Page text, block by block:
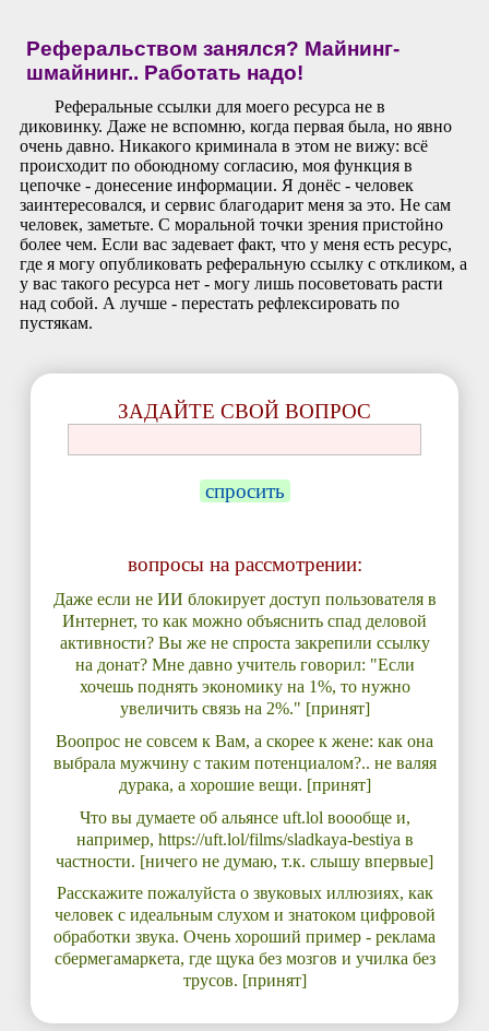
Реферальством занялся? Майнинг-
шмайнинг.. Работать надо!
Реферальные ссылки для моего ресурса не в
диковинку. Даже не вспомню, когда первая была, но явно
очень давно. Никакого криминала в этом не вижу: всё
происходит по обоюдному согласию, моя функция в
цепочке - донесение информации. Я донёс - человек
заинтересовался, и сервис благодарит меня за это. Не сам
человек, заметьте. С моральной точки зрения пристойно
более чем. Если вас задевает факт, что у меня есть ресурс,
где я могу опубликовать реферальную ссылку с откликом, а
у вас такого ресурса нет - могу лишь посоветовать расти
над собой. А лучше - перестать рефлексировать по
пустякам.
ЗАДАЙТЕ СВОЙ ВОПРОС
спросить
вопросы на рассмотрении:
Даже если не ИИ блокирует доступ пользователя в
Интернет, то как можно объяснить спад деловой
активности? Вы же не спроста закрепили ссылку
на донат? Мне давно учитель говорил: "Если
хочешь поднять экономику на 1%, то нужно
увеличить связь на 2%." [принят]
Воопрос не совсем к Вам, а скорее к жене: как она
выбрала мужчину с таким потенциалом?.. не валяя
дурака, а хорошие вещи. [принят]
Что вы думаете об альянсе uft.lol воообще и,
например, https://uft.lol/films/sladkaya-bestiya в
частности. [ничего не думаю, т.к. слышу впервые]
Расскажите пожалуйста о звуковых иллюзиях, как
человек с идеальным слухом и знатоком цифровой
обработки звука. Очень хороший пример - реклама
сбермегамаркета, где щука без мозгов и училка без
трусов. [принят]